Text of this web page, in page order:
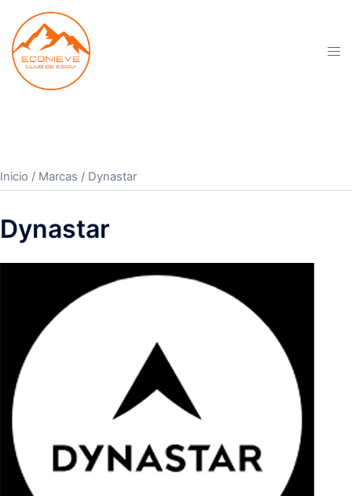
contenido
Inicio / Marcas / Dynastar
Dynastar